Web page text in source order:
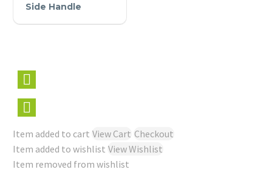
Handle
Side Handle
Item added to cart View Cart Checkout
Item added to wishlist View Wishlist
Item removed from wishlist